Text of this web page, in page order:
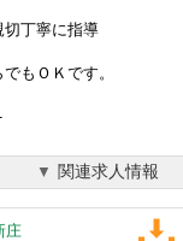
丁寧に指導
もＯＫです。
関連求人情報
庄